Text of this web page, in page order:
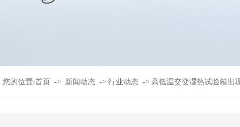
您的位置:首页 -> 新闻动态 -> 行业动态 -> 高低温交变湿热试验箱出